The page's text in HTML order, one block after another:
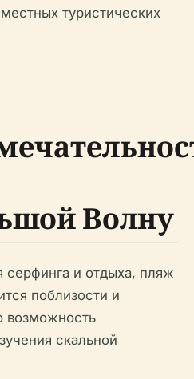
туристических
Волну
серфинга и отдыха, пляж
поблизости и
возможность
скальной